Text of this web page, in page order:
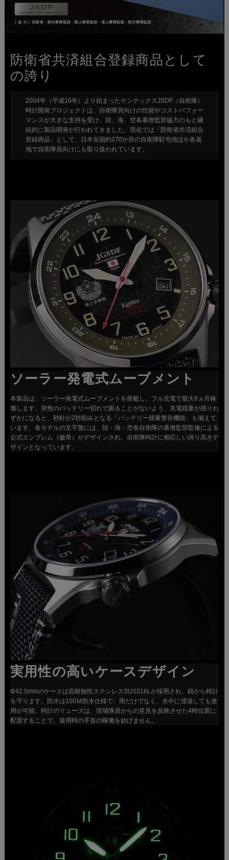
防衛省共済組合登録商品として
の誇り
2004年（平成16年）より始まったケンテックスJSDF（自衛隊）
時計開発プロジェクトは、自衛隊員向けの性能やコストパフォー
マンスが大きな支持を受け、陸、海、空各幕僚監部協力のもと継
続的に製品開発が行われてきました。現在では「防衛省共済組合
登録商品」として、日本全国約270か所の自衛隊駐屯地ほか各基
地で自衛隊員向けにも取り扱われています。
ソーラー発電式ムーブメント
本製品は、ソーラー発電式ムーブメントを搭載し、フル充電で最大6ヵ月稼
働します。突然のバッテリー切れで困ることがないよう、充電残量が残りわ
ずかになると、秒針が2秒刻みとなる「バッテリー残量警告機能」も備えて
います。各モデルの文字盤には、陸・海・空各自衛隊の幕僚監部監修による
公式エンブレム（徽章）がデザインされ、自衛隊時計に相応しい誇り高きデ
ザインとなっています。
実用性の高いケースデザイン
Φ42.5mmのケースは高耐蝕性ステンレスSUS316Lが採用され、錆から時計
を守ります。防水は100Ｍ防水仕様で、雨だけでなく、水中に浸漬しても使
用が可能。時計のリューズは、現場隊員からの意見を反映させた4時位置に
配置することで、装用時の手首の稼働を妨げません。